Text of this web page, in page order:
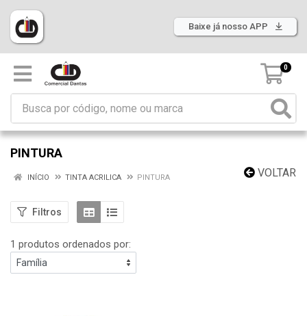
Baixe já nosso APP
0
PINTURA
VOLTAR
INÍCIO TINTA ACRILICA PINTURA
Filtros
1 produtos ordenados por: